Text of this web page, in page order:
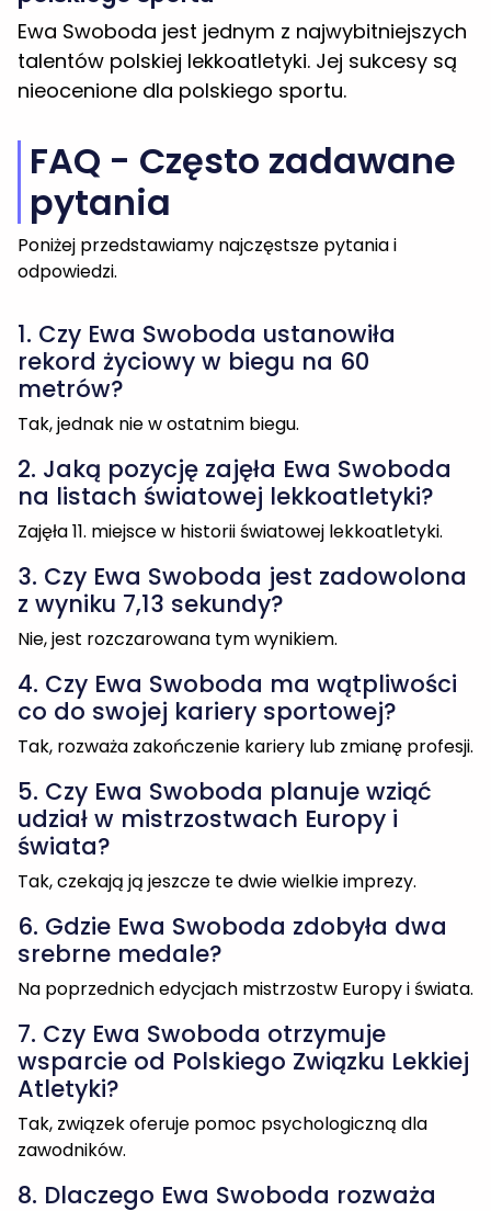
pytania
Poniżej przedstawiamy najczęstsze pytania i
1. Czy Ewa Swoboda ustanowiła
rekord życiowy w biegu na 60
metrów?
Tak, jednak nie w ostatnim biegu.
na listach światowej lekkoatletyki?
Zajęła 11. miejsce w historii światowej lekkoatletyki.
3. Czy Ewa Swoboda jest zadowolona
z wyniku 7,13 sekundy?
Nie, jest rozczarowana tym wynikiem.
4. Czy Ewa Swoboda ma wątpliwości
co do swojej kariery sportowej?
Tak, rozważa zakończenie kariery lub zmianę profesji.
5. Czy Ewa Swoboda planuje wziąć
udział w mistrzostwach Europy i
świata?
Tak, czekają ją jeszcze te dwie wielkie imprezy.
6. Gdzie Ewa Swoboda zdobyła dwa
srebrne medale?
Na poprzednich edycjach mistrzostw Europy i świata.
7. Czy Ewa Swoboda otrzymuje
wsparcie od Polskiego Związku Lekkiej
Atletyki?
Tak, związek oferuje pomoc psychologiczną dla
zawodników.
8. Dlaczego Ewa Swoboda rozważa
zakończenie kariery sportowej?
Ze względu na trudności i presję związane z
uprawianiem sportu oraz chęć założenia rodziny.
9. Jakie wsparcie otrzymuje Ewa
Swoboda od związku?